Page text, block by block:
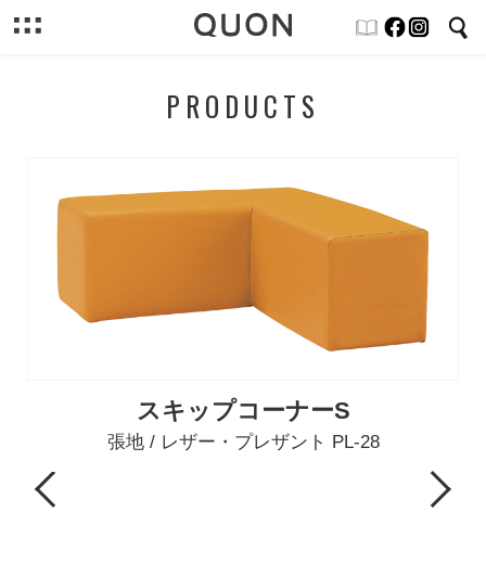
PRODUCTS
Previous
スキップコーナーS
張地 / レザー・プレザント PL-28
Next